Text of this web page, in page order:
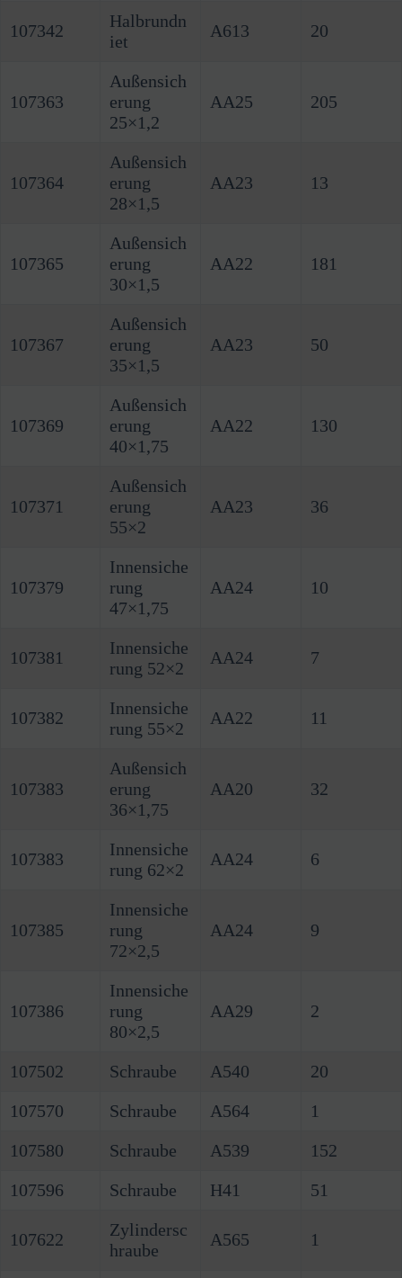
107342
Halbrundn
iet
A613 20
107363
Außensich
erung
25×1,2
AA25 205
107364
Außensich
erung
28×1,5
AA23 13
107365
Außensich
erung
30×1,5
AA22 181
107367
Außensich
erung
35×1,5
AA23 50
107369
Außensich
erung
40×1,75
AA22 130
107371
Außensich
erung
55×2
AA23 36
107379
Innensiche
rung
47×1,75
AA24 10
107381
Innensiche
rung 52×2
AA24 7
107382
Innensiche
rung 55×2
AA22 11
107383
Außensich
erung
36×1,75
AA20 32
107383
Innensiche
rung 62×2
AA24 6
107385
Innensiche
rung
72×2,5
AA24 9
107386
Innensiche
rung
80×2,5
AA29 2
107502 Schraube A540
20
107570
Schraube A564
1
107580
Schraube A539
152
107596
Schraube H41 51
107622
Zylindersc
hraube
A565 1